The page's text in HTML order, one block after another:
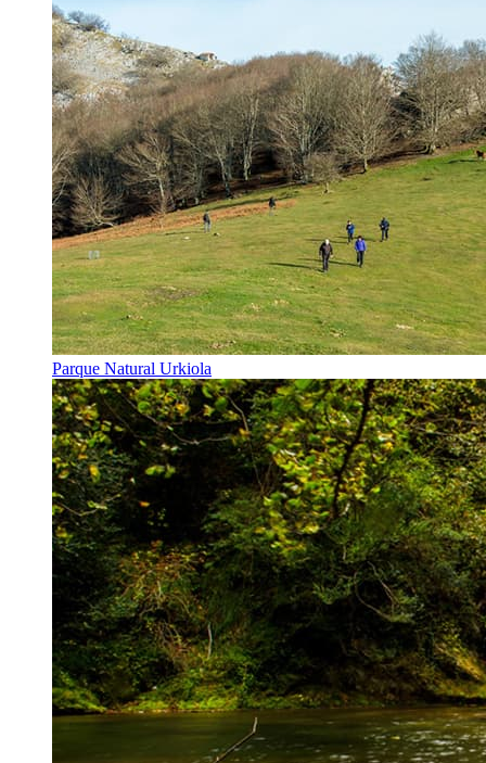
Parque Natural Urkiola